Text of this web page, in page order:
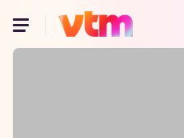
Oeps, browser